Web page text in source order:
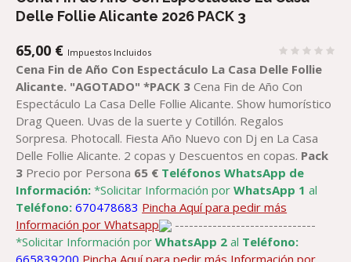
Delle Follie Alicante 2026 PACK 3
65,00 € Impuestos Incluidos
Cena Fin de Año Con Espectáculo La Casa Delle Follie
Alicante. "AGOTADO" *PACK 3 Cena Fin de Año Con
Espectáculo La Casa Delle Follie Alicante. Show humorístico
Drag Queen. Uvas de la suerte y Cotillón. Regalos
Sorpresa. Photocall. Fiesta Año Nuevo con Dj en La Casa
Delle Follie Alicante. 2 copas y Descuentos en copas. Pack
3 Precio por Persona 65 € Teléfonos WhatsApp de
Información: *Solicitar Información porWhatsApp 1 al
Teléfono:670478683 Pincha Aquí para pedir más
Información por Whatsapp
------------------------------
*Solicitar Información porWhatsApp 2 al Teléfono:
665839200 Pincha Aquí para pedir más Información por